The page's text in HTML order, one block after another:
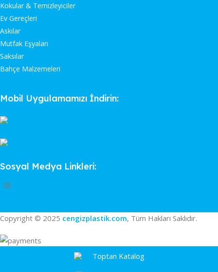
Kokular & Temizleyiciler
Ev Gereçleri
Askılar
Mutfak Eşyaları
Saksılar
Bahçe Malzemeleri
Mobil Uygulamamızı İndirin:
Sosyal Medya Linkleri:
Copyright © 2025 cengizplastik.com, Tüm Hakları Saklıdır.
Toptan Katalog